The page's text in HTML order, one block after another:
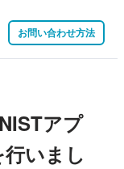
お問い合わせ方法
アプ
いまし